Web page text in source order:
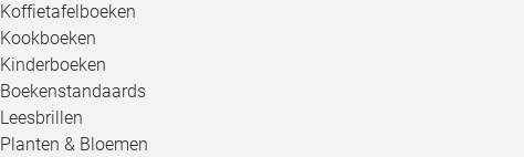
Koffietafelboeken
Kookboeken
Kinderboeken
Boekenstandaards
Leesbrillen
Planten & Bloemen